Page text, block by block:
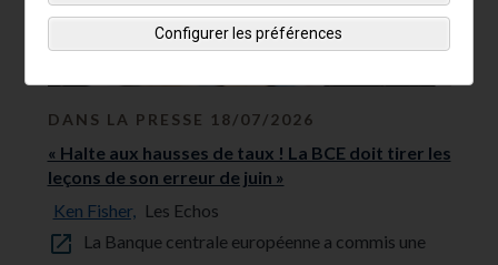
DANS LA PRESSE 18/07/2026
« Halte aux hausses de taux ! La BCE doit tirer les
leçons de son erreur de juin »
Ken Fisher, Les Echos
La Banque centrale européenne a commis une
Configurer les préférences